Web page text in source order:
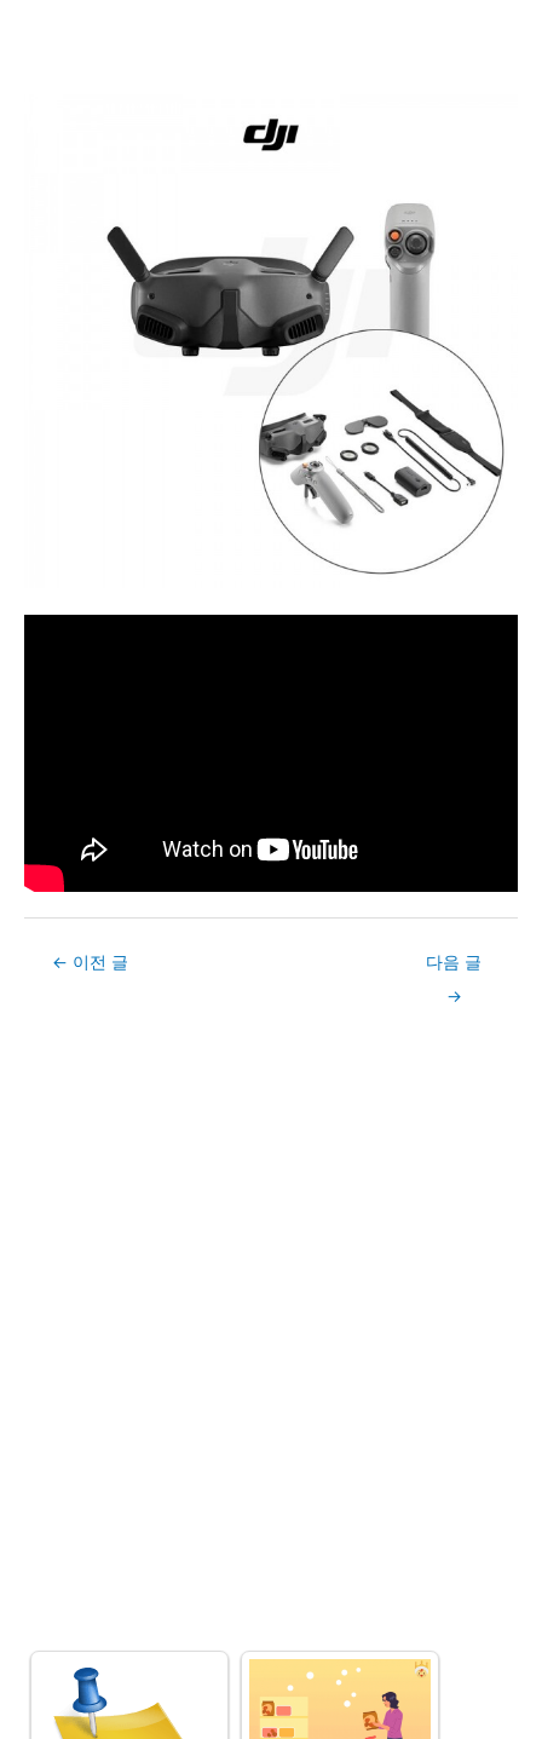
Post← 이전 글
다음 글
→